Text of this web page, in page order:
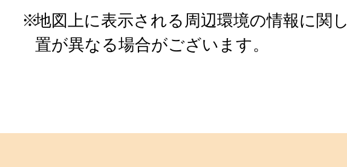
地図上に表示される周辺環境の情報に関
置が異なる場合がございます。